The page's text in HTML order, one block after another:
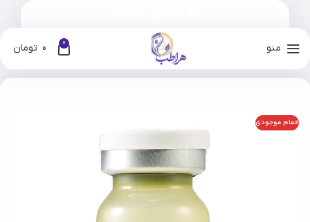
منو 0
0 تومان
استایوی
اتمام موجودی